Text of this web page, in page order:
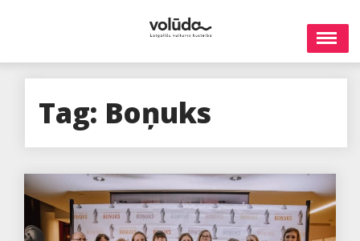
Tag: Boņuks